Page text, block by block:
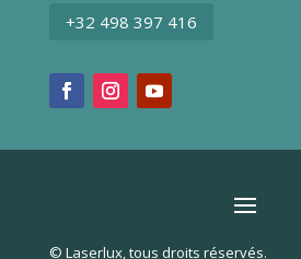
+32 498 397 416
© Laserlux, tous droits réservés.